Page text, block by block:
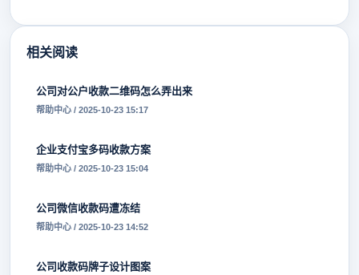
相关阅读
公司对公户收款二维码怎么弄出来
帮助中心 / 2025-10-23 15:17
企业支付宝多码收款方案
帮助中心 / 2025-10-23 15:04
公司微信收款码遭冻结
帮助中心 / 2025-10-23 14:52
公司收款码牌子设计图案